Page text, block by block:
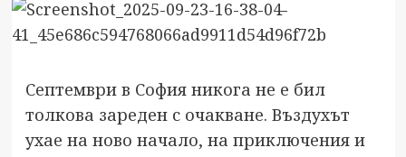
Септември в София никога не е бил
толкова зареден с очакване. Въздухът
ухае на ново начало, на приключения и